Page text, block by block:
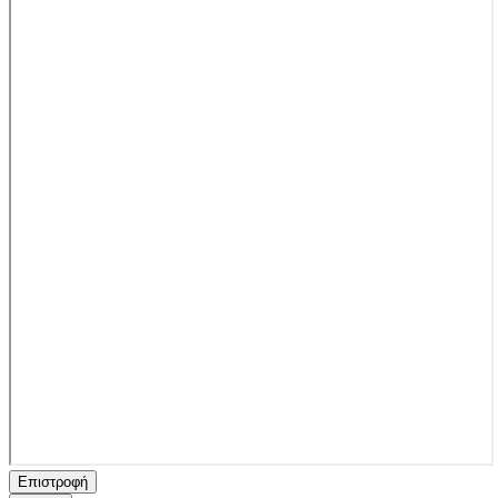
Επιστροφή